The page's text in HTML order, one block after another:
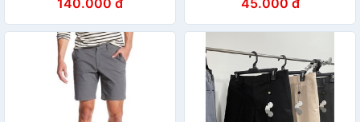
140.000 đ 45.000 đ